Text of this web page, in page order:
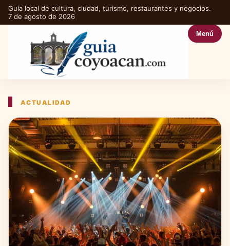
Guía local de cultura, ciudad, turismo, restaurantes y negocios.
7 de agosto de 2026
Menú
ACTUALIDAD